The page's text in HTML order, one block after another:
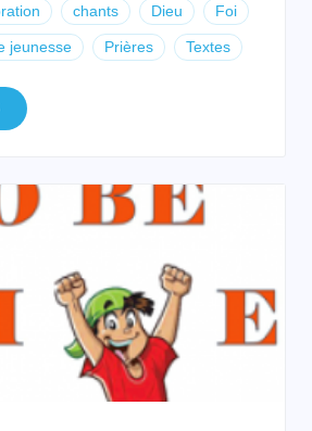
chants Dieu Foi
jeunesse Prières Textes